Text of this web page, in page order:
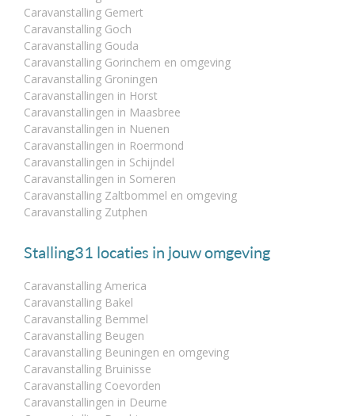
Caravanstalling Gemert
Caravanstalling Goch
Caravanstalling Gouda
Caravanstalling Gorinchem en omgeving
Caravanstalling Groningen
Caravanstallingen in Horst
Caravanstallingen in Maasbree
Caravanstallingen in Nuenen
Caravanstallingen in Roermond
Caravanstallingen in Schijndel
Caravanstallingen in Someren
Caravanstalling Zaltbommel en omgeving
Caravanstalling Zutphen
Stalling31 locaties in jouw omgeving
Caravanstalling America
Caravanstalling Bakel
Caravanstalling Bemmel
Caravanstalling Beugen
Caravanstalling Beuningen en omgeving
Caravanstalling Bruinisse
Caravanstalling Coevorden
Caravanstallingen in Deurne